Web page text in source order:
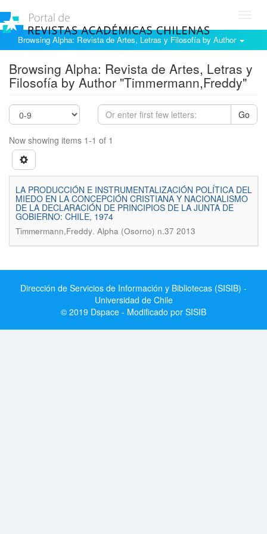
Browsing Alpha: Revista de Artes, Letras y Filosofía by Author
Browsing Alpha: Revista de Artes, Letras y
Filosofía by Author "Timmermann,Freddy"
Go
Now showing items 1-1 of 1
LA PRODUCCIÓN E INSTRUMENTALIZACIÓN POLÍTICA DEL
MIEDO EN LA CONCEPCIÓN CRISTIANA Y NACIONALISMO
DE LA DECLARACIÓN DE PRINCIPIOS DE LA JUNTA DE
GOBIERNO: CHILE, 1974
Timmermann,Freddy. Alpha (Osorno) n.37 2013
Dirección de Servicios de Información y Bibliotecas (SISIB) -
Universidad de Chile
© 2019 Dspace - Modificado por SISIB